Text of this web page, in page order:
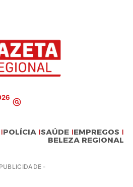
POLÍCIA SAÚDE EMPREGOS
BELEZA REGIONAL
-